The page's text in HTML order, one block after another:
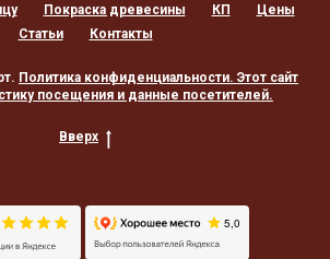
Покраска древесины КП
Цены
Статьи
Контакты
Политика конфиденциальности. Этот сайт
посещения и данные посетителей.
Вверх